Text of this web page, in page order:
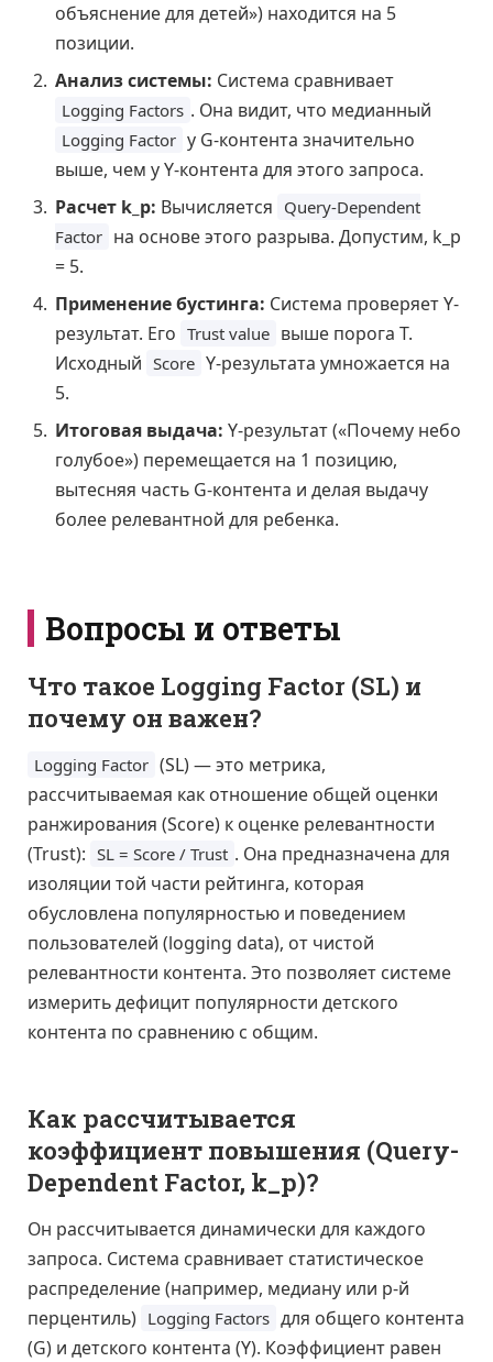
объяснение для детей») находится на 5
позиции.
Анализ системы: Система сравнивает
Logging Factors . Она видит, что медианный
Logging Factor у G-контента значительно
выше, чем у Y-контента для этого запроса.
Расчет k_p: Вычисляется Query-Dependent
Factor на основе этого разрыва. Допустим, k_p
= 5.
Применение бустинга: Система проверяет Y-
результат. Его Trust value выше порога T.
Исходный Score Y-результата умножается на
5.
Итоговая выдача: Y-результат («Почему небо
голубое») перемещается на 1 позицию,
вытесняя часть G-контента и делая выдачу
более релевантной для ребенка.
Вопросы и ответы
Что такое Logging Factor (SL) и
почему он важен?
Logging Factor (SL) — это метрика,
рассчитываемая как отношение общей оценки
ранжирования (Score) к оценке релевантности
(Trust): SL = Score / Trust . Она предназначена для
изоляции той части рейтинга, которая
обусловлена популярностью и поведением
пользователей (logging data), от чистой
релевантности контента. Это позволяет системе
измерить дефицит популярности детского
контента по сравнению с общим.
Как рассчитывается
коэффициент повышения (Query-
Dependent Factor, k_p)?
Он рассчитывается динамически для каждого
запроса. Система сравнивает статистическое
распределение (например, медиану или p-й
перцентиль) Logging Factors для общего контента
(G) и детского контента (Y). Коэффициент равен